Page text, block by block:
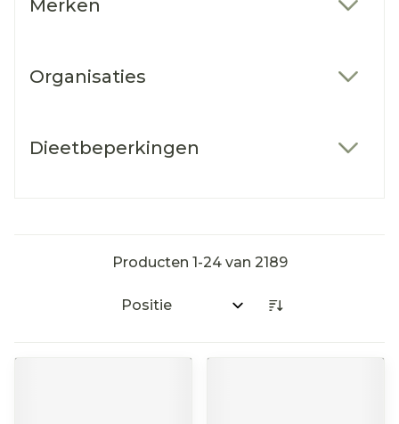
Merken
Organisaties
Dieetbeperkingen
Producten 1-24van 2189
Sorteer op: